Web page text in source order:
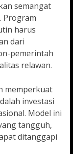
semangat
Program
harus
dari
pemerintah
relawan.
memperkuat
investasi
Model ini
tangguh,
ditanggapi